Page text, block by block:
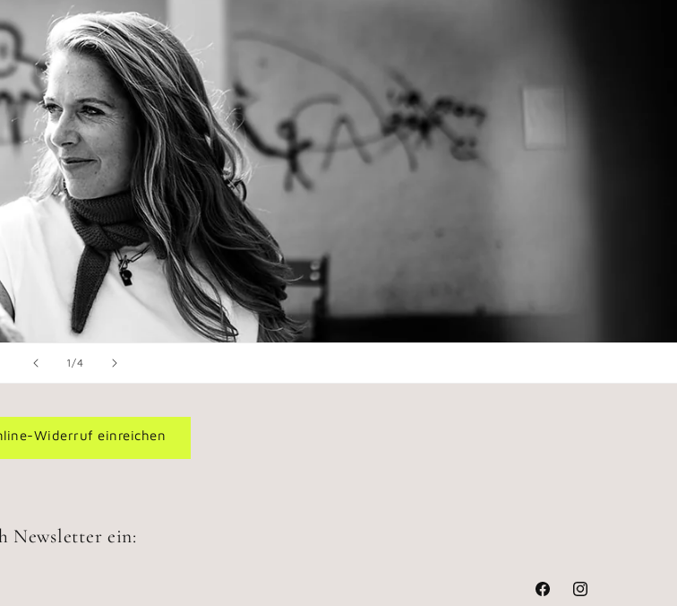
1/von
4
Widerruf einreichen
Newsletter ein:
FacebookInstagram